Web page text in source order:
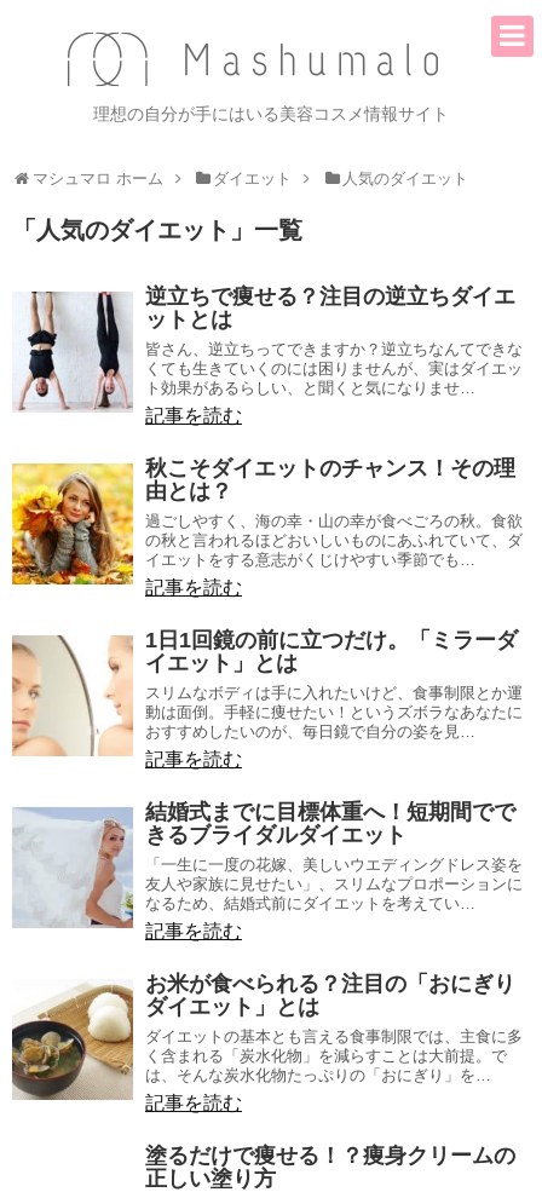
理想の自分が手にはいる美容コスメ情報サイト
マシュマロ ホーム ダイエット 人気のダイエット
「 人気のダイエット 」 一覧
逆立ちで痩せる？注目の逆立ちダイエ
ットとは
皆さん、逆立ちってできますか？逆立ちなんてできな
くても生きていくのには困りませんが、実はダイエッ
ト効果があるらしい、と聞くと気になりませ…
記事を読む
秋こそダイエットのチャンス！その理
由とは？
過ごしやすく、海の幸・山の幸が食べごろの秋。食欲
の秋と言われるほどおいしいものにあふれていて、ダ
イエットをする意志がくじけやすい季節でも…
記事を読む
1日1回鏡の前に立つだけ。「ミラーダ
イエット」とは
スリムなボディは手に入れたいけど、食事制限とか運
動は面倒。手軽に痩せたい！というズボラなあなたに
おすすめしたいのが、毎日鏡で自分の姿を見…
記事を読む
結婚式までに目標体重へ！短期間でで
きるブライダルダイエット
「一生に一度の花嫁、美しいウエディングドレス姿を
友人や家族に見せたい」、スリムなプロポーションに
なるため、結婚式前にダイエットを考えてい…
記事を読む
お米が食べられる？注目の「おにぎり
ダイエット」とは
ダイエットの基本とも言える食事制限では、主食に多
く含まれる「炭水化物」を減らすことは大前提。で
は、そんな炭水化物たっぷりの「おにぎり」を…
記事を読む
塗るだけで痩せる！？痩身クリームの
正しい塗り方